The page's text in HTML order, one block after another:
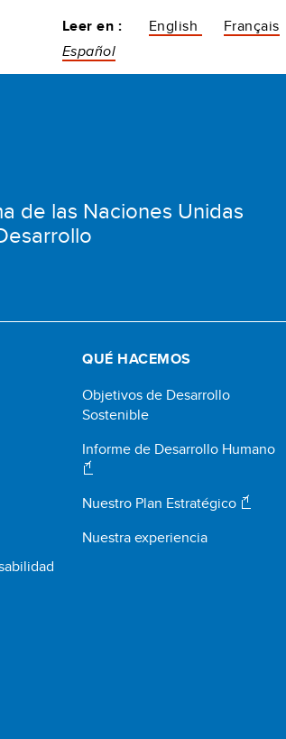
Leer en : English
Français
Español
de las Naciones Unidas
QUÉ HACEMOS
Objetivos de Desarrollo
Sostenible
Informe de Desarrollo Humano
Nuestro Plan Estratégico
Nuestra experiencia